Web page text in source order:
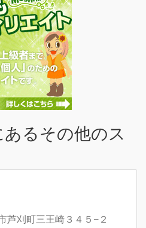
るその他のス
芦刈町三王崎３４５−２